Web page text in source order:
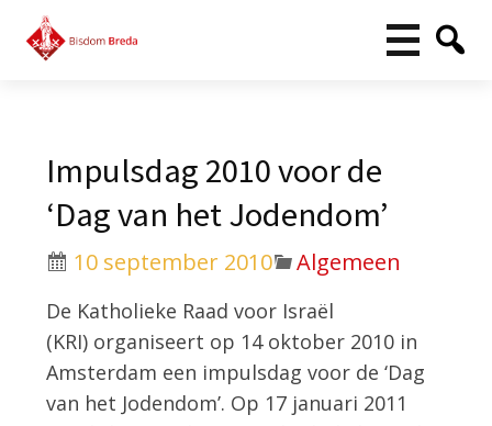
Impulsdag 2010 voor de
‘Dag van het Jodendom’
10 september 2010 Algemeen
De Katholieke Raad voor Israël
(KRI) organiseert op 14 oktober 2010 in
Amsterdam een impulsdag voor de ‘Dag
van het Jodendom’. Op 17 januari 2011